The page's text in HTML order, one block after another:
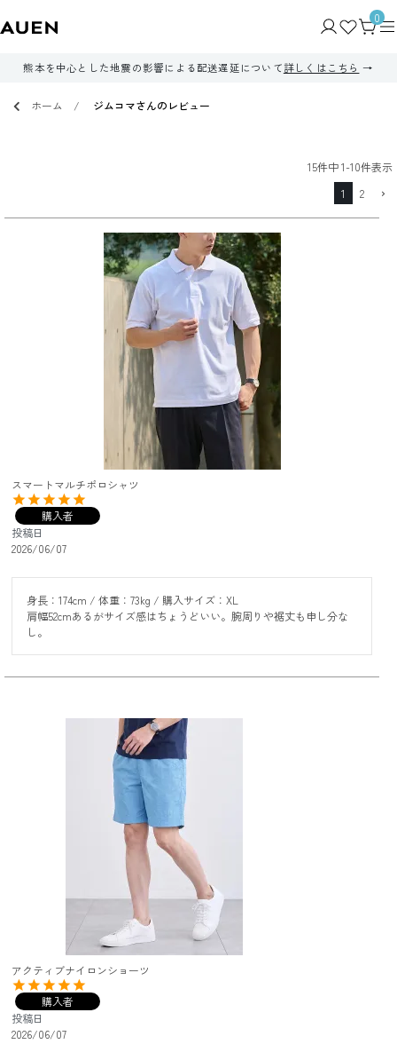
0
熊本を中心とした地震の影響による配送遅延について詳しくはこちら
ホーム ジムコマさんのレビュー
15件中1-10件表示
1
2
スマートマルチポロシャツ
購入者
投稿日
2026/06/07
身長：174cm / 体重：73kg / 購入サイズ：XL
肩幅52cmあるがサイズ感はちょうどいい。腕周りや裾丈も申し分な
し。
アクティブナイロンショーツ
購入者
投稿日
2026/06/07